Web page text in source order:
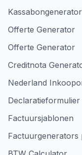
Kassabongenerator
Offerte Generator
Offerte Generator
Creditnota
Nederland
Declaratieformulier
Factuursjablonen
Factuurgenerators